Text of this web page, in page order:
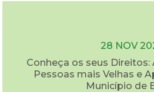
28 NOV
Conheça os seus Direitos:
Pessoas mais Velhas e
Município de